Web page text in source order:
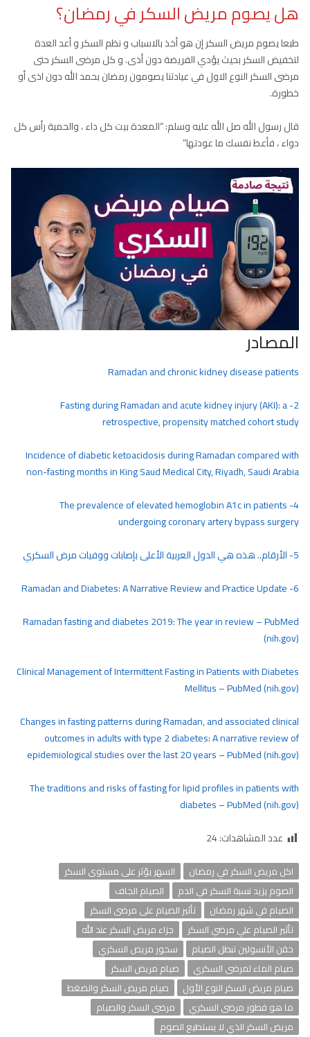
هل يصوم مريض السكر في رمضان؟
طبعا يصوم مريض السكر إن هو أخذ بالاسباب و نظم السكر و أعد العدة
لتخفيض السكر بحيث يؤدي الفريضة دون أذى. و كل مرضى السكر حتى
مرضى السكر النوع الاول في عيادتنا يصومون رمضان بحمد الله دون اذى أو
خطورة.
قال رسول الله صل الله عليه وسلم: “المعدة بيت كل داء ، والحمية رأس كل
دواء ، فأعط نفسك ما عودتها”
المصادر
Ramadan and chronic kidney disease patients
2- Fasting during Ramadan and acute kidney injury (AKI): a
retrospective, propensity matched cohort study
Incidence of diabetic ketoacidosis during Ramadan compared with
non-fasting months in King Saud Medical City, Riyadh, Saudi Arabia
4- The prevalence of elevated hemoglobin A1c in patients
undergoing coronary artery bypass surgery
5- الأرقام.. هذه هي الدول العربية الأعلى بإصابات ووفيات مرض السكري
6- Ramadan and Diabetes: A Narrative Review and Practice Update
Ramadan fasting and diabetes 2019: The year in review – PubMed
(nih.gov)
Clinical Management of Intermittent Fasting in Patients with Diabetes
Mellitus – PubMed (nih.gov)
Changes in fasting patterns during Ramadan, and associated clinical
outcomes in adults with type 2 diabetes: A narrative review of
epidemiological studies over the last 20 years – PubMed (nih.gov)
The traditions and risks of fasting for lipid profiles in patients with
diabetes – PubMed (nih.gov)
عدد المشاهدات:24
اكل مريض السكر في رمضان
السهر يؤثر على مستوى السكر
الصوم يزيد نسبة السكر في الدم
الصيام الجاف
الصيام في شهر رمضان
تأثير الصيام على مرضى السكر
تأثير الصيام علي مرضي السكر
جزاء مريض السكر عند الله
حقن الأنسولين تبطل الصيام
سحور مريض السكري
صيام الماء لمرضى السكري
صيام مريض السكر
صيام مريض السكر النوع الأول
صيام مريض السكر والضغط
ما هو فطور مرضى السكري
مرضى السكر والصيام
مريض السكر الذي لا يستطيع الصوم